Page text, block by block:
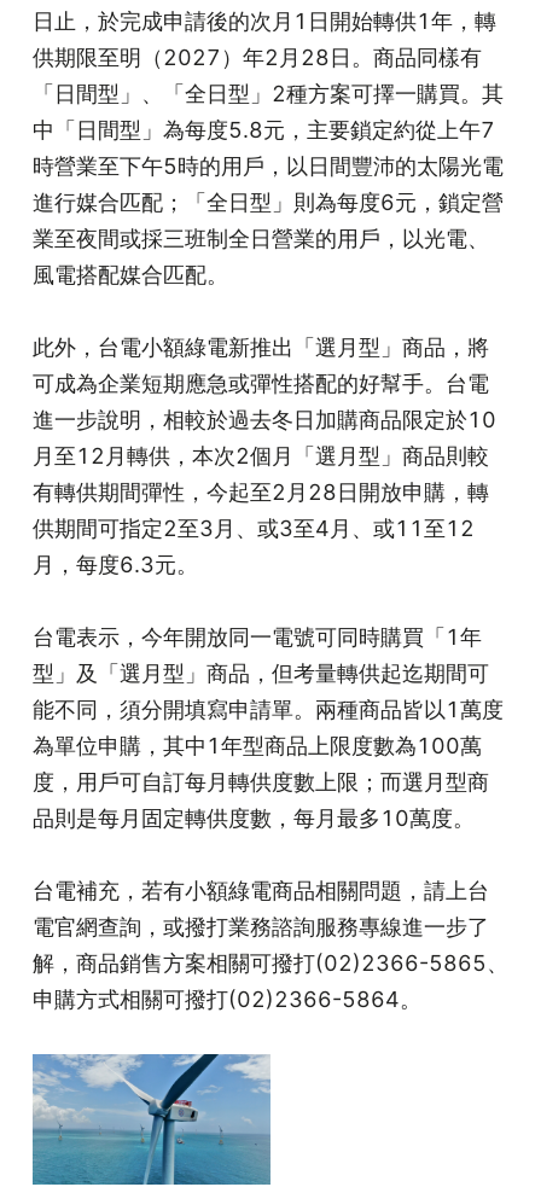
日止，於完成申請後的次月1日開始轉供1年，轉
供期限至明（2027）年2月28日。商品同樣有
「日間型」、「全日型」2種方案可擇一購買。其
中「日間型」為每度5.8元，主要鎖定約從上午7
時營業至下午5時的用戶，以日間豐沛的太陽光電
進行媒合匹配；「全日型」則為每度6元，鎖定營
業至夜間或採三班制全日營業的用戶，以光電、
風電搭配媒合匹配。
此外，台電小額綠電新推出「選月型」商品，將
可成為企業短期應急或彈性搭配的好幫手。台電
進一步說明，相較於過去冬日加購商品限定於10
月至12月轉供，本次2個月「選月型」商品則較
有轉供期間彈性，今起至2月28日開放申購，轉
供期間可指定2至3月、或3至4月、或11至12
月，每度6.3元。
台電表示，今年開放同一電號可同時購買「1年
型」及「選月型」商品，但考量轉供起迄期間可
能不同，須分開填寫申請單。兩種商品皆以1萬度
為單位申購，其中1年型商品上限度數為100萬
度，用戶可自訂每月轉供度數上限；而選月型商
品則是每月固定轉供度數，每月最多10萬度。
台電補充，若有小額綠電商品相關問題，請上台
電官網查詢，或撥打業務諮詢服務專線進一步了
解，商品銷售方案相關可撥打(02)2366-5865、
申購方式相關可撥打(02)2366-5864。